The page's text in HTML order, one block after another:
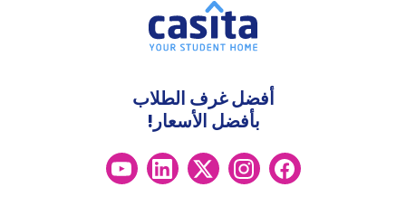
أفضل غرف الطلاب
بأفضل الأسعار!